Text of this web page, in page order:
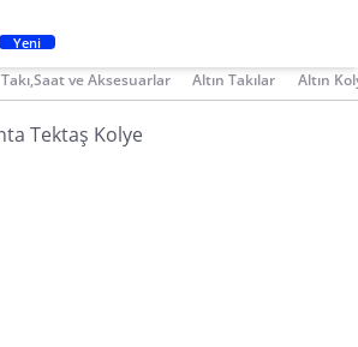
Yeni
Takı,Saat ve Aksesuarlar Altın Takılar Altın